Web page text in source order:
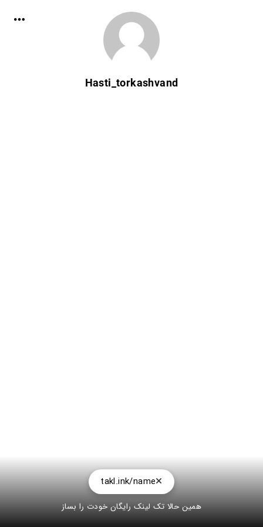
Hasti_torkashvand
takl.ink/name
همین حالا تک لینک رایگان خودت را بساز